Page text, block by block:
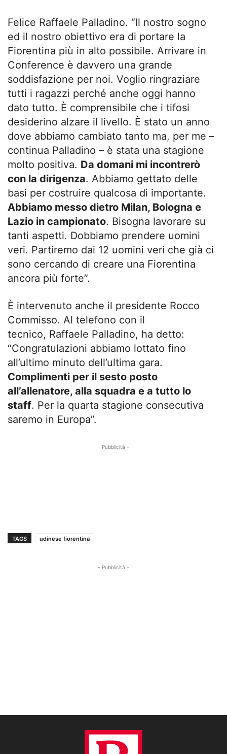
Felice Raffaele Palladino. “Il nostro sogno
ed il nostro obiettivo era di portare la
Fiorentina più in alto possibile. Arrivare in
Conference è davvero una grande
soddisfazione per noi. Voglio ringraziare
tutti i ragazzi perché anche oggi hanno
dato tutto. È comprensibile che i tifosi
desiderino alzare il livello. È stato un anno
dove abbiamo cambiato tanto ma, per me –
continua Palladino – è stata una stagione
molto positiva. Da domani mi incontrerò
con la dirigenza. Abbiamo gettato delle
basi per costruire qualcosa di importante.
Abbiamo messo dietro Milan, Bologna e
Lazio in campionato. Bisogna lavorare su
tanti aspetti. Dobbiamo prendere uomini
veri. Partiremo dai 12 uomini veri che già ci
sono cercando di creare una Fiorentina
ancora più forte”.
È intervenuto anche il presidente Rocco
Commisso. Al telefono con il
tecnico, Raffaele Palladino, ha detto:
“Congratulazioni abbiamo lottato fino
all’ultimo minuto dell’ultima gara.
Complimenti per il sesto posto
all’allenatore, alla squadra e a tutto lo
staff. Per la quarta stagione consecutiva
saremo in Europa”.
- Pubblicità -
TAGS udinese fiorentina
- Pubblicità -